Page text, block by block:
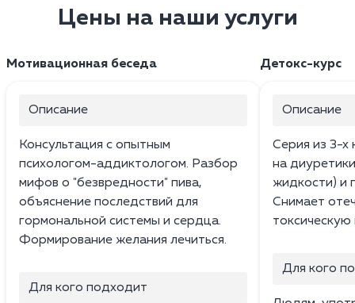
Цены на наши услуги
Мотивационная беседа
Описание
Консультация с опытным
психологом-аддиктологом. Разбор
мифов о "безвредности" пива,
объяснение последствий для
гормональной системы и сердца.
Формирование желания лечиться.
Для кого подходит
Детокс-курс
Описание
Серия из 3-х
на
жидкости) и
Снимает
токсическую
Для кого